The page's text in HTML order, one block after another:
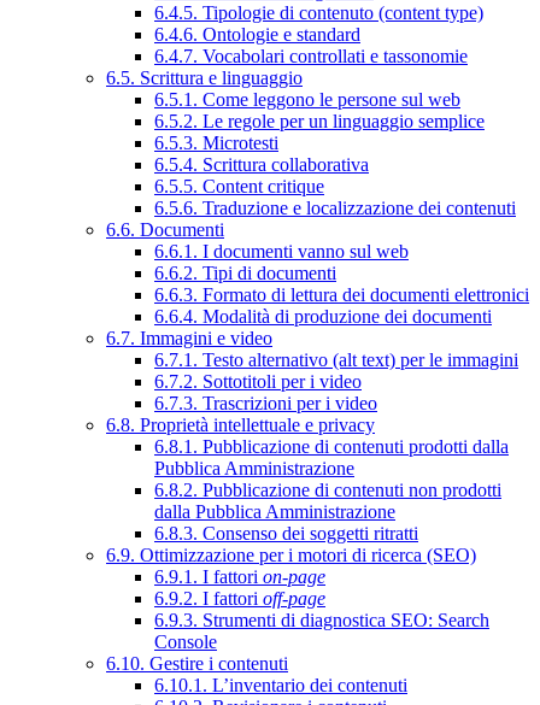
6.4.5. Tipologie di contenuto (content type)
6.4.6. Ontologie e standard
6.4.7. Vocabolari controllati e tassonomie
6.5. Scrittura e linguaggio
6.5.1. Come leggono le persone sul web
6.5.2. Le regole per un linguaggio semplice
6.5.3. Microtesti
6.5.4. Scrittura collaborativa
6.5.5. Content critique
6.5.6. Traduzione e localizzazione dei contenuti
6.6. Documenti
6.6.1. I documenti vanno sul web
6.6.2. Tipi di documenti
6.6.3. Formato di lettura dei documenti elettronici
6.6.4. Modalità di produzione dei documenti
6.7. Immagini e video
6.7.1. Testo alternativo (alt text) per le immagini
6.7.2. Sottotitoli per i video
6.7.3. Trascrizioni per i video
6.8. Proprietà intellettuale e privacy
6.8.1. Pubblicazione di contenuti prodotti dalla
Pubblica Amministrazione
6.8.2. Pubblicazione di contenuti non prodotti
dalla Pubblica Amministrazione
6.8.3. Consenso dei soggetti ritratti
6.9. Ottimizzazione per i motori di ricerca (SEO)
6.9.1. I fattori on-page
6.9.2. I fattori off-page
6.9.3. Strumenti di diagnostica SEO: Search
Console
6.10. Gestire i contenuti
6.10.1. L’inventario dei contenuti